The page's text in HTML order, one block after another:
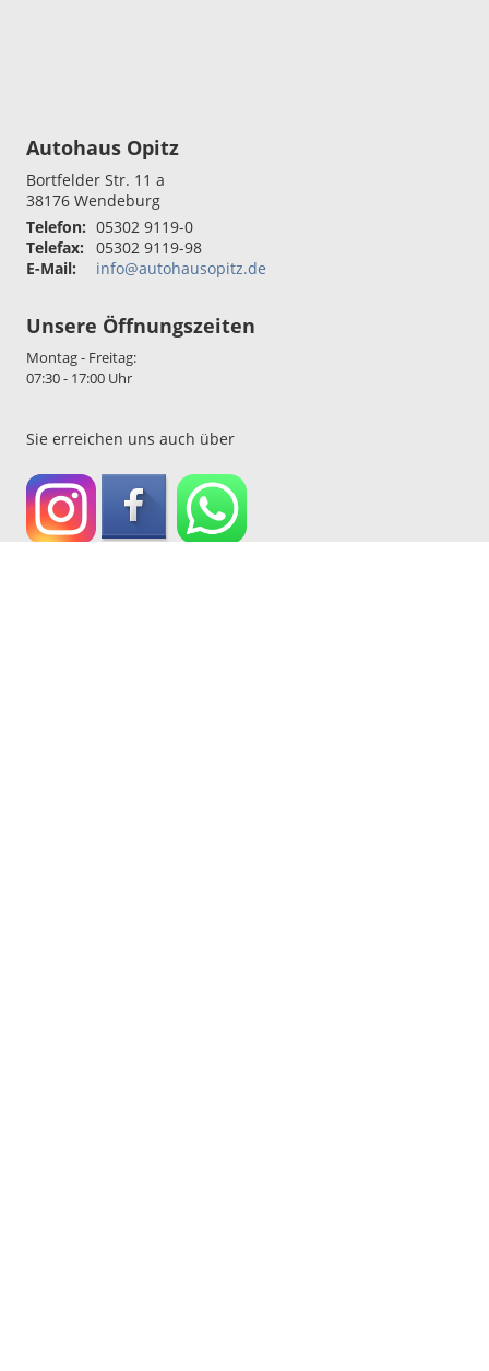
Autohaus Opitz
Bortfelder Str. 11 a
38176 Wendeburg
Telefon: 05302 9119-0
Telefax:
05302 9119-98
E-Mail:
info@autohausopitz.de
Unsere Öffnungszeiten
Montag - Freitag:
07:30 - 17:00 Uhr
Sie erreichen uns auch über